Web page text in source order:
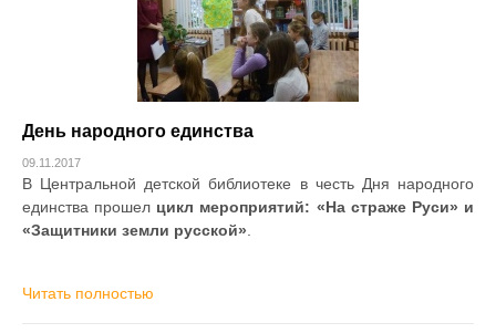
День народного единства
09.11.2017
В Центральной детской библиотеке в честь Дня народного
единства прошел цикл мероприятий: «На страже Руси» и
«Защитники земли русской»
Читать полностью